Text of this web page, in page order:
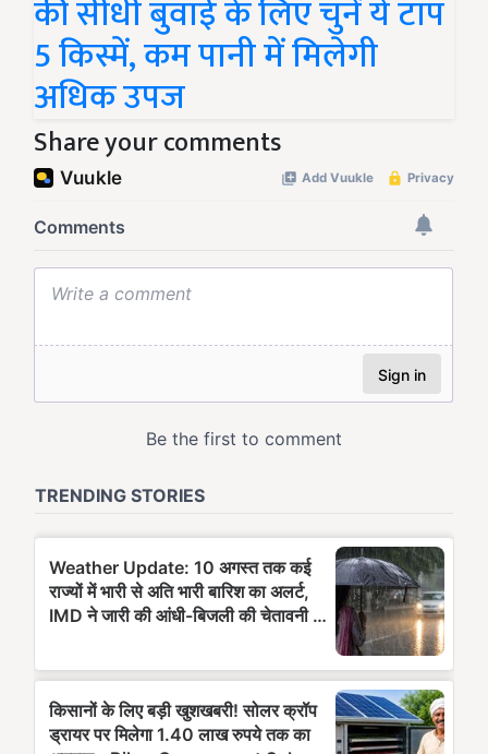
की सीधी बुवाई के लिए चुनें ये टॉप
5 किस्में, कम पानी में मिलेगी
अधिक उपज
Share your comments